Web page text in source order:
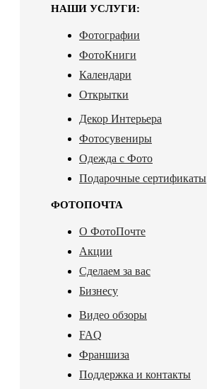
НАШИ УСЛУГИ:
Фотографии
ФотоКниги
Календари
Открытки
Декор Интерьера
Фотосувениры
Одежда с Фото
Подарочные сертификаты
ФОТОПОЧТА
О ФотоПочте
Акции
Сделаем за вас
Бизнесу
Видео обзоры
FAQ
Франшиза
Поддержка и контакты